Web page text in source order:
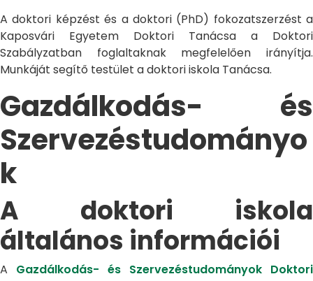
A doktori képzést és a doktori (PhD) fokozatszerzést a
Kaposvári Egyetem Doktori Tanácsa a Doktori
Szabályzatban foglaltaknak megfelelően irányítja.
Munkáját segítő testület a doktori iskola Tanácsa.
Gazdálkodás- és
Szervezéstudományo
k
A doktori iskola
általános információi
A Gazdálkodás- és Szervezéstudományok Doktori